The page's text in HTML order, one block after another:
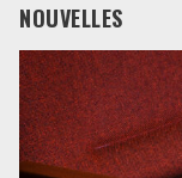
NOUVELLES